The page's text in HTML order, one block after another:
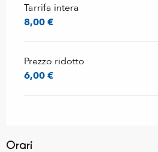
Tarrifa intera
8,00 €
Prezzo ridotto
6,00 €
Orari